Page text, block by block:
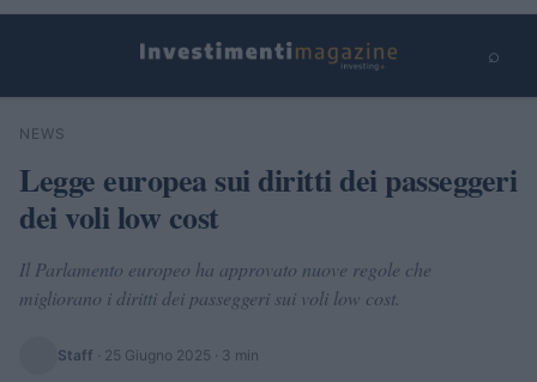
⌕
Cerca
NEWS
Legge europea sui diritti dei passeggeri
dei voli low cost
Il Parlamento europeo ha approvato nuove regole che
migliorano i diritti dei passeggeri sui voli low cost.
Staff · 25 Giugno 2025 · 3 min